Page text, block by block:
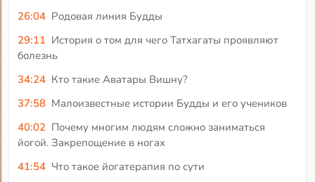
26:04 Родовая линия Будды
29:11 История о том для чего Татхагаты проявляют
болезнь
34:24 Кто такие Аватары Вишну?
37:58 Малоизвестные истории Будды и его учеников
40:02 Почему многим людям сложно заниматься
йогой. Закрепощение в ногах
41:54 Что такое йогатерапия по сути